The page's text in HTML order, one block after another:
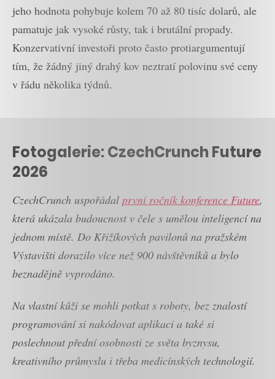
jeho hodnota pohybuje kolem 70 až 80 tisíc dolarů, ale
pamatuje jak vysoké růsty, tak i brutální propady.
Konzervativní investoři proto často protiargumentují
tím, že žádný jiný drahý kov neztratí polovinu své ceny
v řádu několika týdnů.
Fotogalerie: CzechCrunch Future
2026
CzechCrunch uspořádal první ročník konference Future,
která ukázala budoucnost v čele s umělou inteligencí na
jednom místě. Do Křižíkových pavilonů na pražském
Výstavišti dorazilo více než 900 návštěvníků a bylo
beznadějně vyprodáno.
Na vlastní kůži se mohli potkat s roboty, bez znalostí
programování si nakódovat aplikaci a také si
poslechnout přední osobnosti ze světa byznysu,
kreativního průmyslu i třeba medicínských technologií.